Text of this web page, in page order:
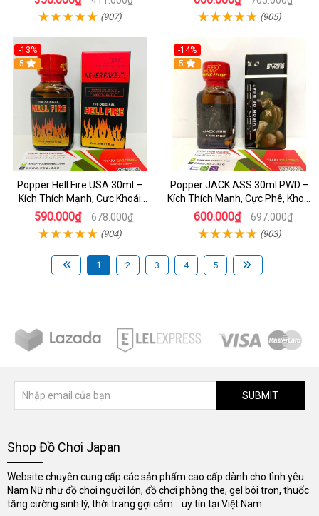
Dành Cho LGBT
(907) (905)
-13%
5
Popper Hell Fire USA 30ml –
Kích Thích Mạnh, Cực Khoái
Thăng Hoa - dochoijapan.com
590.000₫ 678.000₫
(904)
-14%
5
Popper JACK ASS 30ml PWD –
Kích Thích Mạnh, Cực Phê, Khoái
Cảm
600.000₫ 697.000₫
(903)
1 2 3 4 5
SUBMIT
Shop Đồ Chơi Japan
Website chuyên cung cấp các sản phẩm cao cấp dành cho tình yêu
Nam Nữ như đồ chơi người lớn, đồ chơi phòng the, gel bôi trơn, thuốc
tăng cường sinh lý, thời trang gợi cảm... uy tín tại Việt Nam